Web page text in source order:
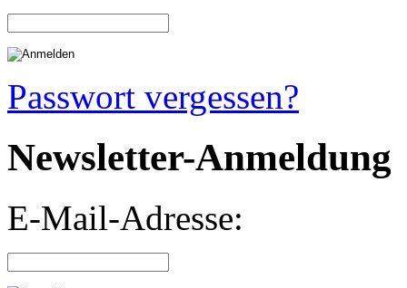
Passwort vergessen?
Newsletter-Anmeldung
E-Mail-Adresse: